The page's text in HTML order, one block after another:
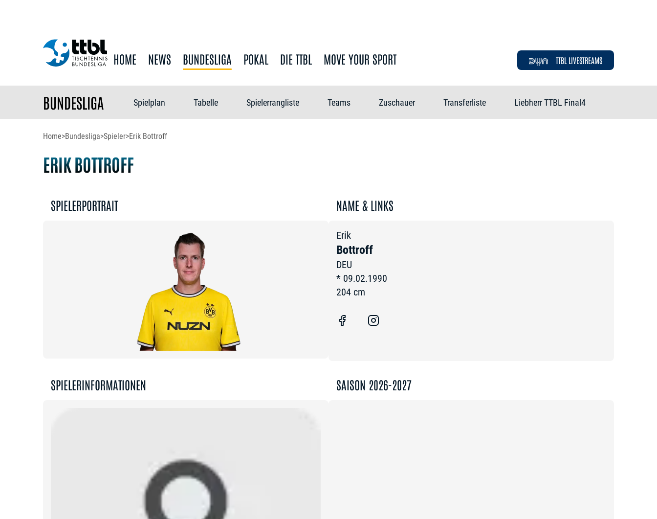
HOME NEWS BUNDESLIGA POKAL DIE TTBL MOVE YOUR SPORT TTBL LIVESTREAMS
BUNDESLIGA Spielplan Tabelle Spielerrangliste Teams Zuschauer Transferliste Liebherr TTBL Final4
Home>Bundesliga>Spieler>Erik Bottroff
ERIK BOTTROFF
SPIELERPORTRAIT NAME & LINKS
Erik
Bottroff
DEU
* 09.02.1990
204 cm
SPIELERINFORMATIONEN SAISON 2026-2027